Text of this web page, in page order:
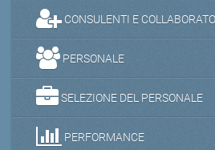
CONSULENTI E
PERSONALE
SELEZIONE DEL PERSONALE
PERFORMANCE